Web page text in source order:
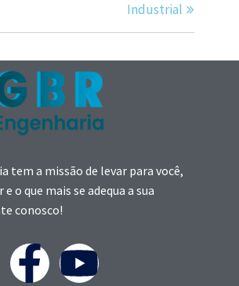
Industrial
tem a missão de levar para você,
o que mais se adequa a sua
conosco!